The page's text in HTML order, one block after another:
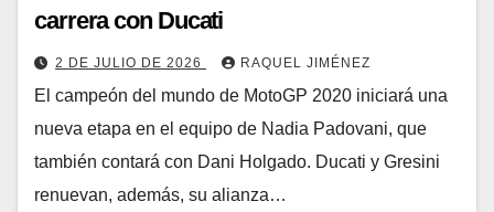
carrera con Ducati
2 DE JULIO DE 2026 RAQUEL JIMÉNEZ
El campeón del mundo de MotoGP 2020 iniciará una
nueva etapa en el equipo de Nadia Padovani, que
también contará con Dani Holgado. Ducati y Gresini
renuevan, además, su alianza…